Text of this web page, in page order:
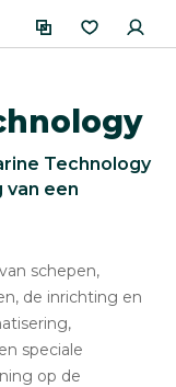
Technology
een
schepen,
de inrichting en
speciale
op de